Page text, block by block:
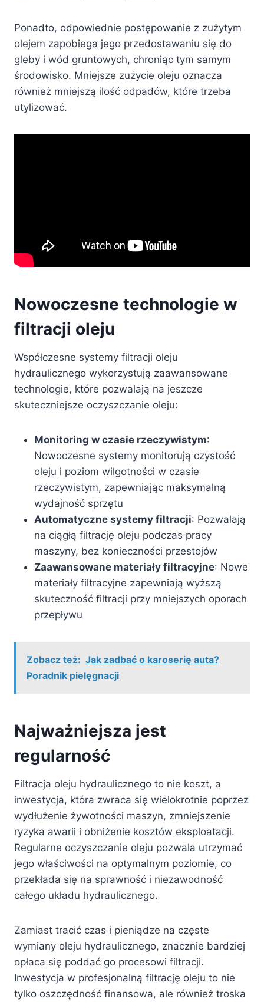
Ponadto, odpowiednie postępowanie z zużytym
olejem zapobiega jego przedostawaniu się do
gleby i wód gruntowych, chroniąc tym samym
środowisko. Mniejsze zużycie oleju oznacza
również mniejszą ilość odpadów, które trzeba
utylizować.
Nowoczesne technologie w
filtracji oleju
Współczesne systemy filtracji oleju
hydraulicznego wykorzystują zaawansowane
technologie, które pozwalają na jeszcze
skuteczniejsze oczyszczanie oleju:
Monitoring w czasie rzeczywistym:
Nowoczesne systemy monitorują czystość
oleju i poziom wilgotności w czasie
rzeczywistym, zapewniając maksymalną
wydajność sprzętu
Automatyczne systemy filtracji: Pozwalają
na ciągłą filtrację oleju podczas pracy
maszyny, bez konieczności przestojów
Zaawansowane materiały filtracyjne: Nowe
materiały filtracyjne zapewniają wyższą
skuteczność filtracji przy mniejszych oporach
przepływu
Zobacz też: Jak zadbać o karoserię auta?
Poradnik pielęgnacji
Najważniejsza jest
regularność
Filtracja oleju hydraulicznego to nie koszt, a
inwestycja, która zwraca się wielokrotnie poprzez
wydłużenie żywotności maszyn, zmniejszenie
ryzyka awarii i obniżenie kosztów eksploatacji.
Regularne oczyszczanie oleju pozwala utrzymać
jego właściwości na optymalnym poziomie, co
przekłada się na sprawność i niezawodność
całego układu hydraulicznego.
Zamiast tracić czas i pieniądze na częste
wymiany oleju hydraulicznego, znacznie bardziej
opłaca się poddać go procesowi filtracji.
Inwestycja w profesjonalną filtrację oleju to nie
tylko oszczędność finansowa, ale również troska